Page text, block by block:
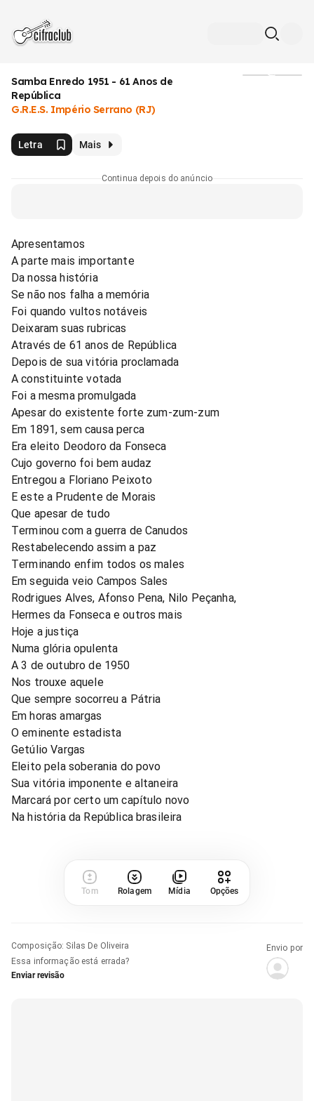
Samba Enredo 1951 - 61 Anos de
República
G.R.E.S. Império Serrano (RJ)
Letra Mais
Continua depois do anúncio
Apresentamos
A parte mais importante
Da nossa história
Se não nos falha a memória
Foi quando vultos notáveis
Deixaram suas rubricas
Através de 61 anos de República
Depois de sua vitória proclamada
A constituinte votada
Foi a mesma promulgada
Apesar do existente forte zum-zum-zum
Em 1891, sem causa perca
Era eleito Deodoro da Fonseca
Cujo governo foi bem audaz
Entregou a Floriano Peixoto
E este a Prudente de Morais
Que apesar de tudo
Terminou com a guerra de Canudos
Restabelecendo assim a paz
Terminando enfim todos os males
Em seguida veio Campos Sales
Rodrigues Alves, Afonso Pena, Nilo Peçanha,
Hermes da Fonseca e outros mais
Hoje a justiça
Numa glória opulenta
A 3 de outubro de 1950
Nos trouxe aquele
Que sempre socorreu a Pátria
Em horas amargas
O eminente estadista
Getúlio Vargas
Eleito pela soberania do povo
Sua vitória imponente e altaneira
Marcará por certo um capítulo novo
Na história da República brasileira
Tom Rolagem Mídia Opções
Composição: Silas De Oliveira
Essa informação está errada?
Enviar revisão
Envio por